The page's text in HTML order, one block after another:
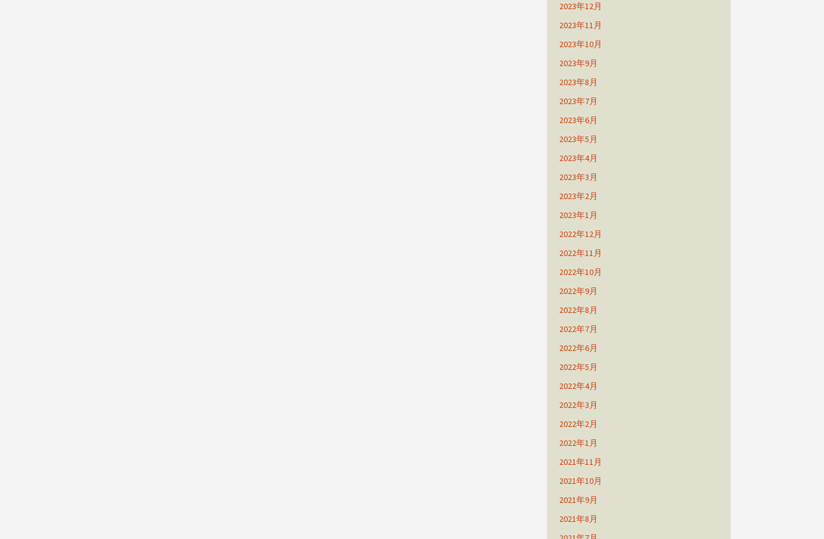
2023年12月
2023年11月
2023年10月
2023年9月
2023年8月
2023年7月
2023年6月
2023年5月
2023年4月
2023年3月
2023年2月
2023年1月
2022年12月
2022年11月
2022年10月
2022年9月
2022年8月
2022年7月
2022年6月
2022年5月
2022年4月
2022年3月
2022年2月
2022年1月
2021年11月
2021年10月
2021年9月
2021年8月